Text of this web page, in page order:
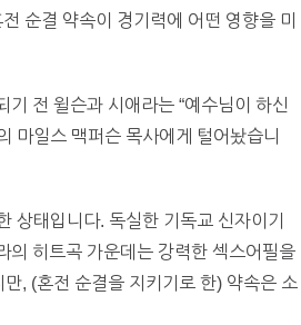
순결 약속이 경기력에 어떤 영향을 미
전 윌슨과 시애라는 “예수님이 하신
마일스 맥퍼슨 목사에게 털어놨습니
상태입니다. 독실한 기독교 신자이기
의 히트곡 가운데는 강력한 섹스어필을
, (혼전 순결을 지키기로 한) 약속은 소